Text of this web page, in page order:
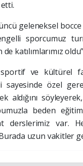
geleneksel
sporcumuz
katılımlarımız
sportif ve kültürel
özel
aldığını
beden
derslerimiz var.
uzun vakitler